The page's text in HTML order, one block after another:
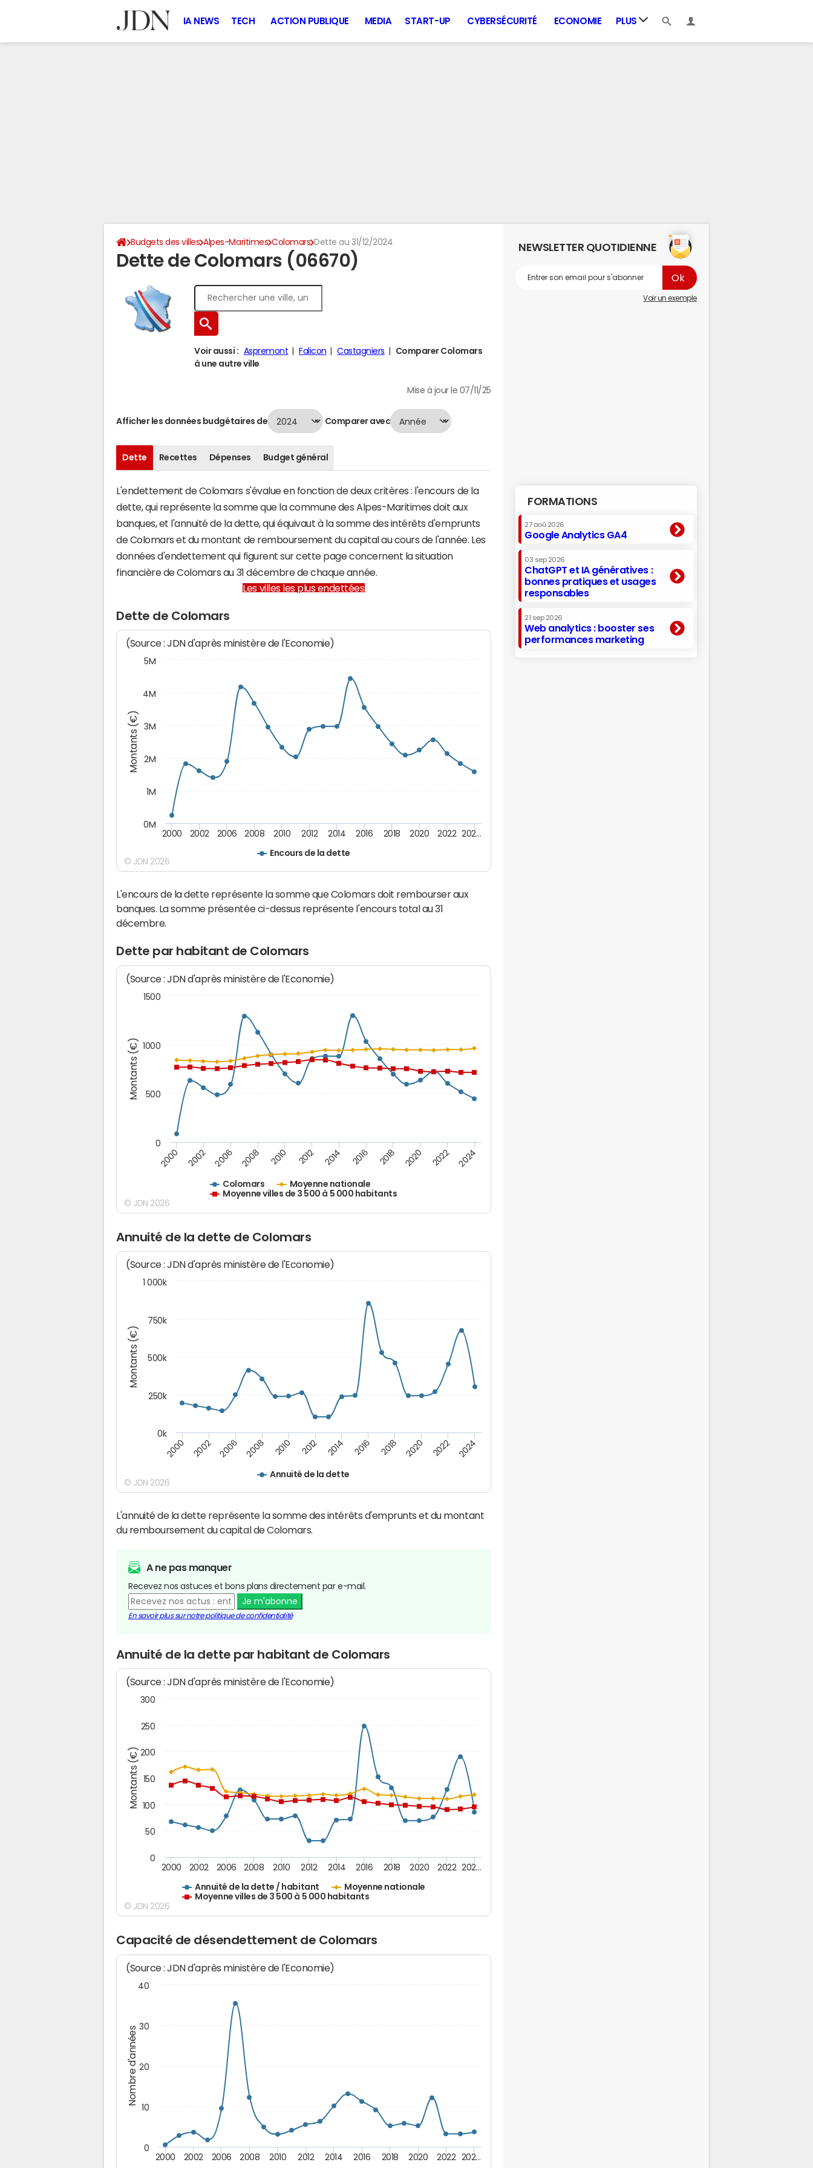
IA NEWS TECH ACTION PUBLIQUE MEDIA START-UP CYBERSÉCURITÉ ECONOMIE PLUS
Budgets des villes Alpes-Maritimes Colomars Dette au 31/12/2024
Dette de Colomars (06670)
Voir aussi : Aspremont Falicon Castagniers
Comparer Colomars
à une autre ville
Mise à jour le 07/11/25
Afficher les données budgétaires de Comparer avec
Dette Recettes Dépenses Budget général
L'endettement de Colomars s'évalue en fonction de deux critères : l'encours de la
dette, qui représente la somme que la commune des Alpes-Maritimes doit aux
banques, et l'annuité de la dette, qui équivaut à la somme des intérêts d'emprunts
de Colomars et du montant de remboursement du capital au cours de l'année. Les
données d'endettement qui figurent sur cette page concernent la situation
financière de Colomars au 31 décembre de chaque année.
Les villes les plus endettées
Dette de Colomars
Montants (€)
(Source : JDN d'après ministère de l'Economie)
Encours de la dette
2000 2002 2006 2008 2010 2012 2014 2016 2018 2020 2022 202…
0M
1M
2M
3M
4M
5M
© JDN 2026
L'encours de la dette représente la somme que Colomars doit rembourser aux
banques. La somme présentée ci-dessus représente l'encours total au 31
décembre.
Dette par habitant de Colomars
Montants (€)
(Source : JDN d'après ministère de l'Economie)
Colomars
Moyenne nationale
Moyenne villes de 3 500 à 5 000 habitants
2000 2002 2006 2008 2010 2012 2014 2016 2018 2020 2022 2024
0
500
1000
1500
© JDN 2026
Annuité de la dette de Colomars
Montants (€)
(Source : JDN d'après ministère de l'Economie)
Annuité de la dette
2000 2002 2006 2008 2010 2012 2014 2016 2018 2020 2022 2024
0k
1 000k
250k
500k
750k
© JDN 2026
L'annuité de la dette représente la somme des intérêts d'emprunts et du montant
du remboursement du capital de Colomars.
A ne pas manquer
Recevez nos astuces et bons plans directement par e-mail.
Je m'abonne
En savoir plus sur notre politique de confidentialité
Annuité de la dette par habitant de Colomars
Montants (€)
(Source : JDN d'après ministère de l'Economie)
Annuité de la dette / habitant
Moyenne nationale
Moyenne villes de 3 500 à 5 000 habitants
2000 2002 2006 2008 2010 2012 2014 2016 2018 2020 2022 202…
0
50
100
150
200
250
300
© JDN 2026
Capacité de désendettement de Colomars
Nombre d'années
(Source : JDN d'après ministère de l'Economie)
2000 2002 2006 2008 2010 2012 2014 2016 2018 2020 2022 202…
0
10
20
30
40
NEWSLETTER QUOTIDIENNE
Voir un exemple
FORMATIONS
27 aoû 2026
Google Analytics GA4
03 sep 2026
ChatGPT et IA génératives :
bonnes pratiques et usages
responsables
21 sep 2026
Web analytics : booster ses
performances marketing